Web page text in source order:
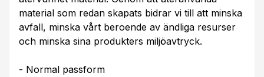
material som redan skapats bidrar vi till att minska
avfall, minska vårt beroende av ändliga resurser
och minska sina produkters miljöavtryck.
- Normal passform